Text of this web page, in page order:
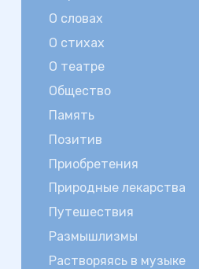
О словах
О стихах
О театре
Общество
Память
Позитив
Приобретения
Природные лекарства
Путешествия
Размышлизмы
Растворяясь в музыке